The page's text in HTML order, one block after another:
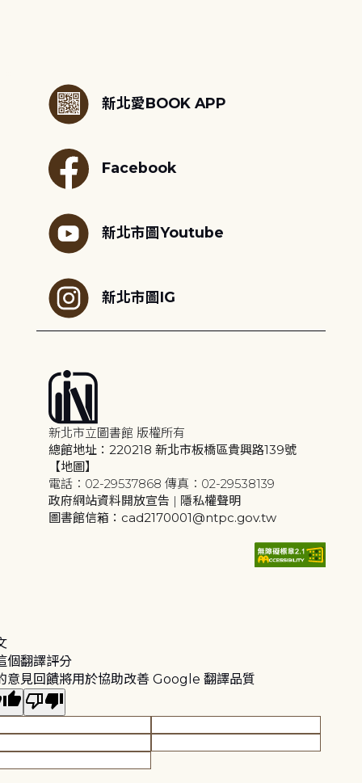
新北愛BOOK APP
Facebook
新北市圖Youtube
新北市圖IG
新北市立圖書館 版權所有
總館地址：220218 新北市板橋區貴興路139號
【地圖】
電話：02-29537868 傳真：02-29538139
政府網站資料開放宣告 | 隱私權聲明
圖書館信箱：cad2170001@ntpc.gov.tw
個翻譯評分
意見回饋將用於協助改善 Google 翻譯品質